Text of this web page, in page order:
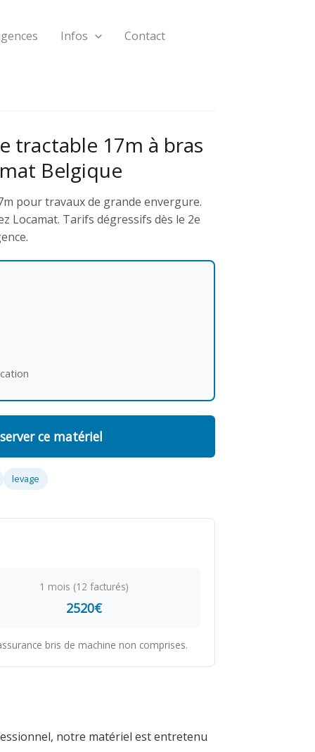
Infos Contact
tractable 17m à bras
Belgique
pour travaux de grande envergure.
Locamat. Tarifs dégressifs dès le 2e
ce matériel
levage
1 mois (12 facturés)
2520€
bris de machine non comprises.
notre matériel est entretenu